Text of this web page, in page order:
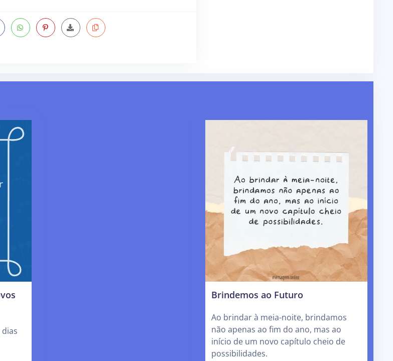
Brindemos ao Futuro
Ao brindar à meia-noite, brindamos
não apenas ao fim do ano, mas ao
início de um novo capítulo cheio de
possibilidades.